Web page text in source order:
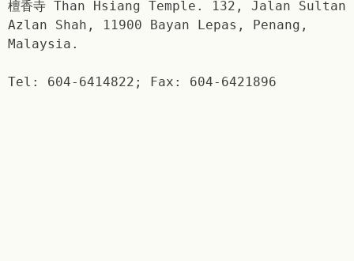
檀香寺 Than Hsiang Temple. 132, Jalan Sultan
Azlan Shah, 11900 Bayan Lepas, Penang,
Malaysia.
Tel: 604-6414822; Fax: 604-6421896